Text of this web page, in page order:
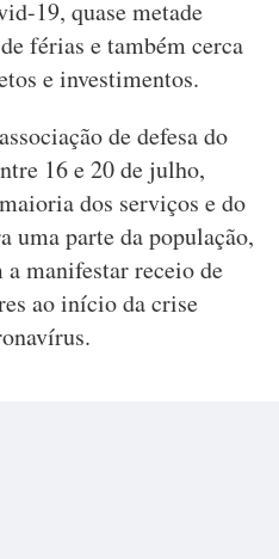
19, quase metade
férias e também cerca
e investimentos.
de defesa do
16 e 20 de julho,
dos serviços e do
uma parte da população,
manifestar receio de
ao início da crise